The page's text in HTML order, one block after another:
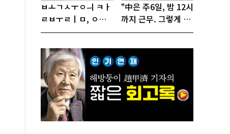
ㅂㅗㄱㅅㅜㅇㅢ ㅋㅏ
ㄹㅂㅜㄹㅣㅁ, ㅇㅙ
ㄱㅜㄱㅁㅣㄴㄷㅡㄹ
ㅎㅏㄴㅏ?
"中은 주6일, 밤 12시
까지 근무. 그렇게 일
해서 어떻게 경쟁하